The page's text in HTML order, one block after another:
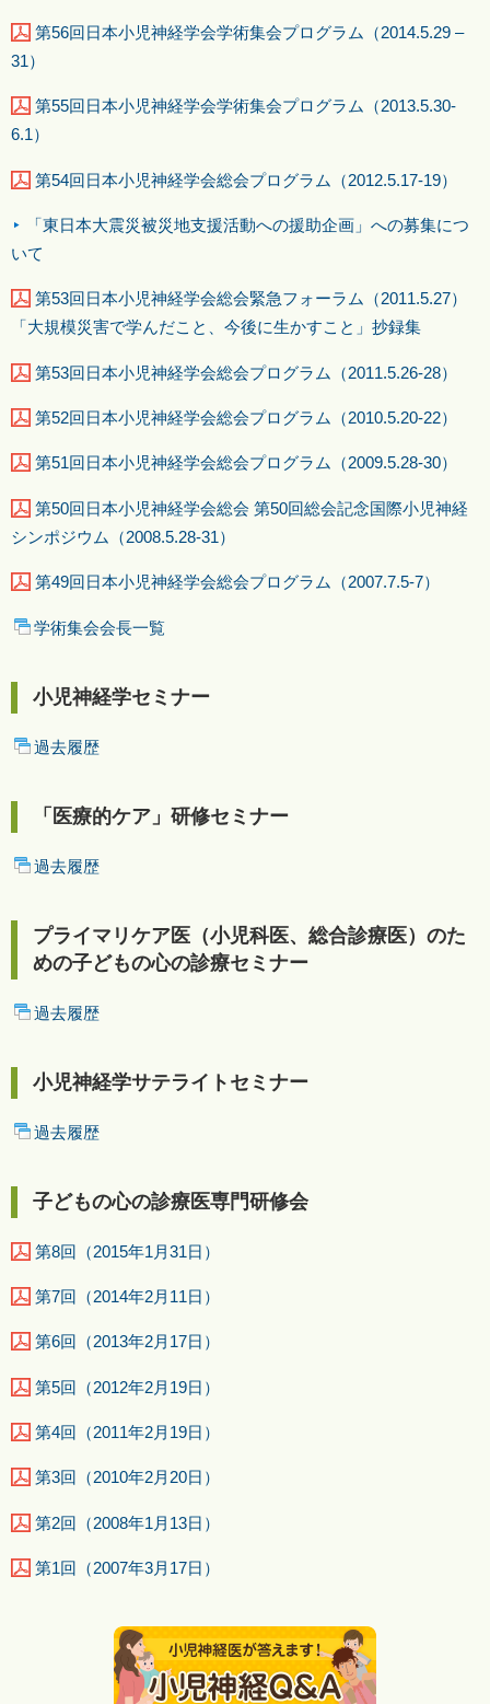
第56回日本小児神経学会学術集会プログラム（2014.5.29 –
31）
第55回日本小児神経学会学術集会プログラム（2013.5.30-
6.1）
第54回日本小児神経学会総会プログラム（2012.5.17-19）
「東日本大震災被災地支援活動への援助企画」への募集につ
いて
第53回日本小児神経学会総会緊急フォーラム（2011.5.27）
「大規模災害で学んだこと、今後に生かすこと」抄録集
第53回日本小児神経学会総会プログラム（2011.5.26-28）
第52回日本小児神経学会総会プログラム（2010.5.20-22）
第51回日本小児神経学会総会プログラム（2009.5.28-30）
第50回日本小児神経学会総会 第50回総会記念国際小児神経
シンポジウム（2008.5.28-31）
第49回日本小児神経学会総会プログラム（2007.7.5-7）
学術集会会長一覧
小児神経学セミナー
過去履歴
「医療的ケア」研修セミナー
過去履歴
プライマリケア医（小児科医、総合診療医）のた
めの子どもの心の診療セミナー
過去履歴
小児神経学サテライトセミナー
過去履歴
子どもの心の診療医専門研修会
第8回（2015年1月31日）
第7回（2014年2月11日）
第6回（2013年2月17日）
第5回（2012年2月19日）
第4回（2011年2月19日）
第3回（2010年2月20日）
第2回（2008年1月13日）
第1回（2007年3月17日）